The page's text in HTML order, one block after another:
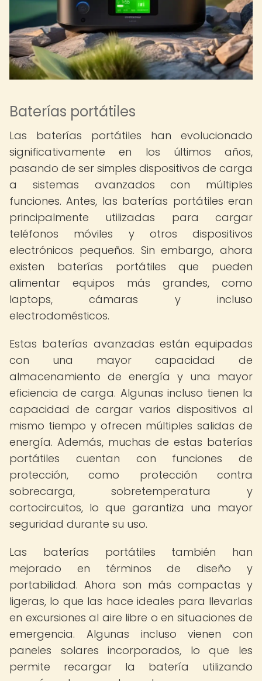
Baterías portátiles
Las baterías portátiles han evolucionado
significativamente en los últimos años,
pasando de ser simples dispositivos de carga
a sistemas avanzados con múltiples
funciones. Antes, las baterías portátiles eran
principalmente utilizadas para cargar
teléfonos móviles y otros dispositivos
electrónicos pequeños. Sin embargo, ahora
existen baterías portátiles que pueden
alimentar equipos más grandes, como
laptops, cámaras y incluso
electrodomésticos.
Estas baterías avanzadas están equipadas
con una mayor capacidad de
almacenamiento de energía y una mayor
eficiencia de carga. Algunas incluso tienen la
capacidad de cargar varios dispositivos al
mismo tiempo y ofrecen múltiples salidas de
energía. Además, muchas de estas baterías
portátiles cuentan con funciones de
protección, como protección contra
sobrecarga, sobretemperatura y
cortocircuitos, lo que garantiza una mayor
seguridad durante su uso.
Las baterías portátiles también han
mejorado en términos de diseño y
portabilidad. Ahora son más compactas y
ligeras, lo que las hace ideales para llevarlas
en excursiones al aire libre o en situaciones de
emergencia. Algunas incluso vienen con
paneles solares incorporados, lo que les
permite recargar la batería utilizando